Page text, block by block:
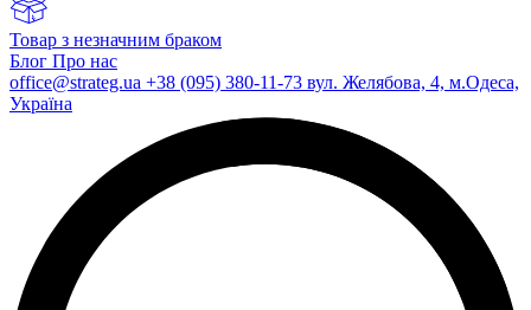
Товар з незначним браком
Блог Про нас
office@strateg.ua +38 (095) 380-11-73 вул. Желябова, 4, м.Одеса,
Україна